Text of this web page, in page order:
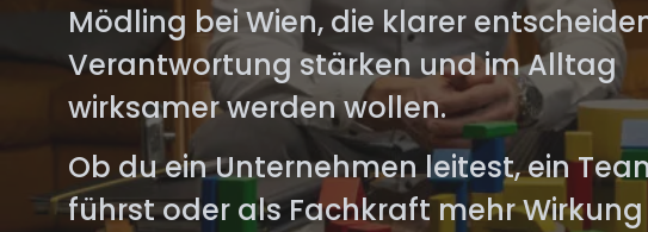
Mödling bei Wien, die klarer
Verantwortung stärken und im Alltag
wirksamer werden wollen.
Ob du ein Unternehmen leitest, ein
führst oder als Fachkraft mehr Wirkung